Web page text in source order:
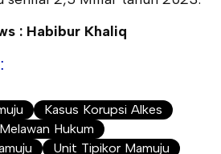
: Habibur Khaliq
Kasus Korupsi Alkes
Hukum
Unit Tipikor Mamuju